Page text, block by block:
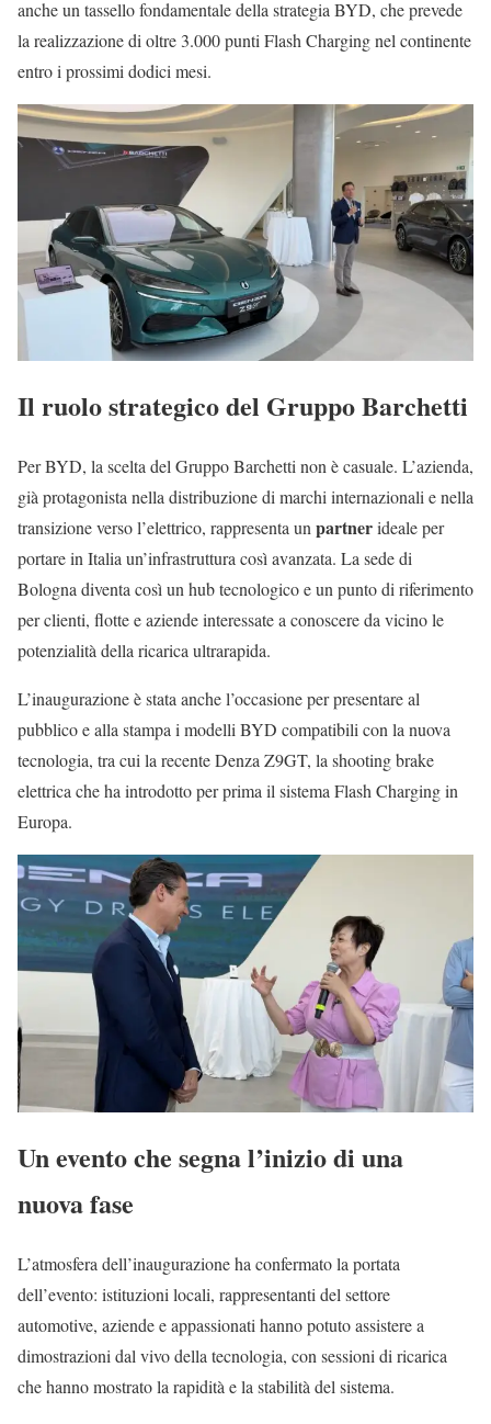
anche un tassello fondamentale della strategia BYD, che prevede
la realizzazione di oltre 3.000 punti Flash Charging nel continente
entro i prossimi dodici mesi.
Il ruolo strategico del Gruppo Barchetti
Per BYD, la scelta del Gruppo Barchetti non è casuale. L’azienda,
già protagonista nella distribuzione di marchi internazionali e nella
transizione verso l’elettrico, rappresenta unpartnerideale per
portare in Italia un’infrastruttura così avanzata. La sede di
Bologna diventa così un hub tecnologico e un punto di riferimento
per clienti, flotte e aziende interessate a conoscere da vicino le
potenzialità della ricarica ultrarapida.
L’inaugurazione è stata anche l’occasione per presentare al
pubblico e alla stampa i modelli BYD compatibili con la nuova
tecnologia, tra cui la recente Denza Z9GT, la shooting brake
elettrica che ha introdotto per prima il sistema Flash Charging in
Europa.
Un evento che segna l’inizio di una
nuova fase
L’atmosfera dell’inaugurazione ha confermato la portata
dell’evento: istituzioni locali, rappresentanti del settore
automotive, aziende e appassionati hanno potuto assistere a
dimostrazioni dal vivo della tecnologia, con sessioni di ricarica
che hanno mostrato la rapidità e la stabilità del sistema.